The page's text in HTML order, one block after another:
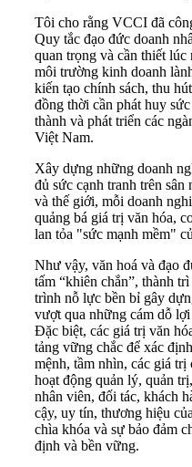
Tôi cho rằng VCCI đã
Quy tắc đạo đức doanh
quan trọng và cần thiết
môi trường kinh doanh
kiến tạo chính sách, thu
đồng thời cần phát huy
thành và phát triển các
Việt Nam.
Xây dựng những doanh
đủ sức cạnh tranh trên
và thế giới, mỗi doanh
quảng bá giá trị văn hóa,
lan tỏa "sức mạnh mềm"
Như vậy, văn hoá và đạo
tấm “khiên chắn”, thành
trình nỗ lực bền bỉ gây
vượt qua những cám dỗ
Đặc biệt, các giá trị văn
tảng vững chắc để xác
mệnh, tầm nhìn, các giá
hoạt động quản lý, quản
nhân viên, đối tác, khách
cậy, uy tín, thương hiệu
chìa khóa và sự bảo đảm
định và bền vững.